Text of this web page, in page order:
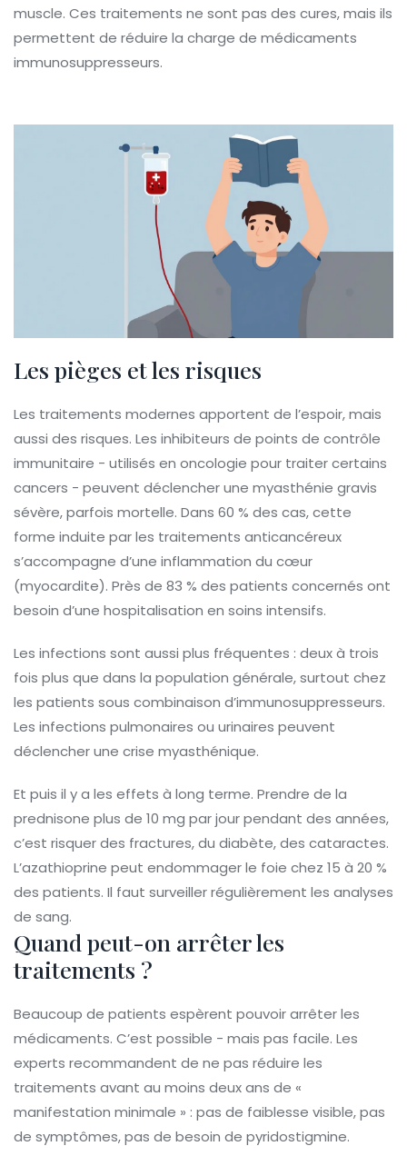
muscle. Ces traitements ne sont pas des cures, mais ils
permettent de réduire la charge de médicaments
immunosuppresseurs.
Les pièges et les risques
Les traitements modernes apportent de l’espoir, mais
aussi des risques. Les inhibiteurs de points de contrôle
immunitaire - utilisés en oncologie pour traiter certains
cancers - peuvent déclencher une myasthénie gravis
sévère, parfois mortelle. Dans 60 % des cas, cette
forme induite par les traitements anticancéreux
s’accompagne d’une inflammation du cœur
(myocardite). Près de 83 % des patients concernés ont
besoin d’une hospitalisation en soins intensifs.
Les infections sont aussi plus fréquentes : deux à trois
fois plus que dans la population générale, surtout chez
les patients sous combinaison d’immunosuppresseurs.
Les infections pulmonaires ou urinaires peuvent
déclencher une crise myasthénique.
Et puis il y a les effets à long terme. Prendre de la
prednisone plus de 10 mg par jour pendant des années,
c’est risquer des fractures, du diabète, des cataractes.
L’azathioprine peut endommager le foie chez 15 à 20 %
des patients. Il faut surveiller régulièrement les analyses
de sang.
Quand peut-on arrêter les
traitements ?
Beaucoup de patients espèrent pouvoir arrêter les
médicaments. C’est possible - mais pas facile. Les
experts recommandent de ne pas réduire les
traitements avant au moins deux ans de «
manifestation minimale » : pas de faiblesse visible, pas
de symptômes, pas de besoin de pyridostigmine.